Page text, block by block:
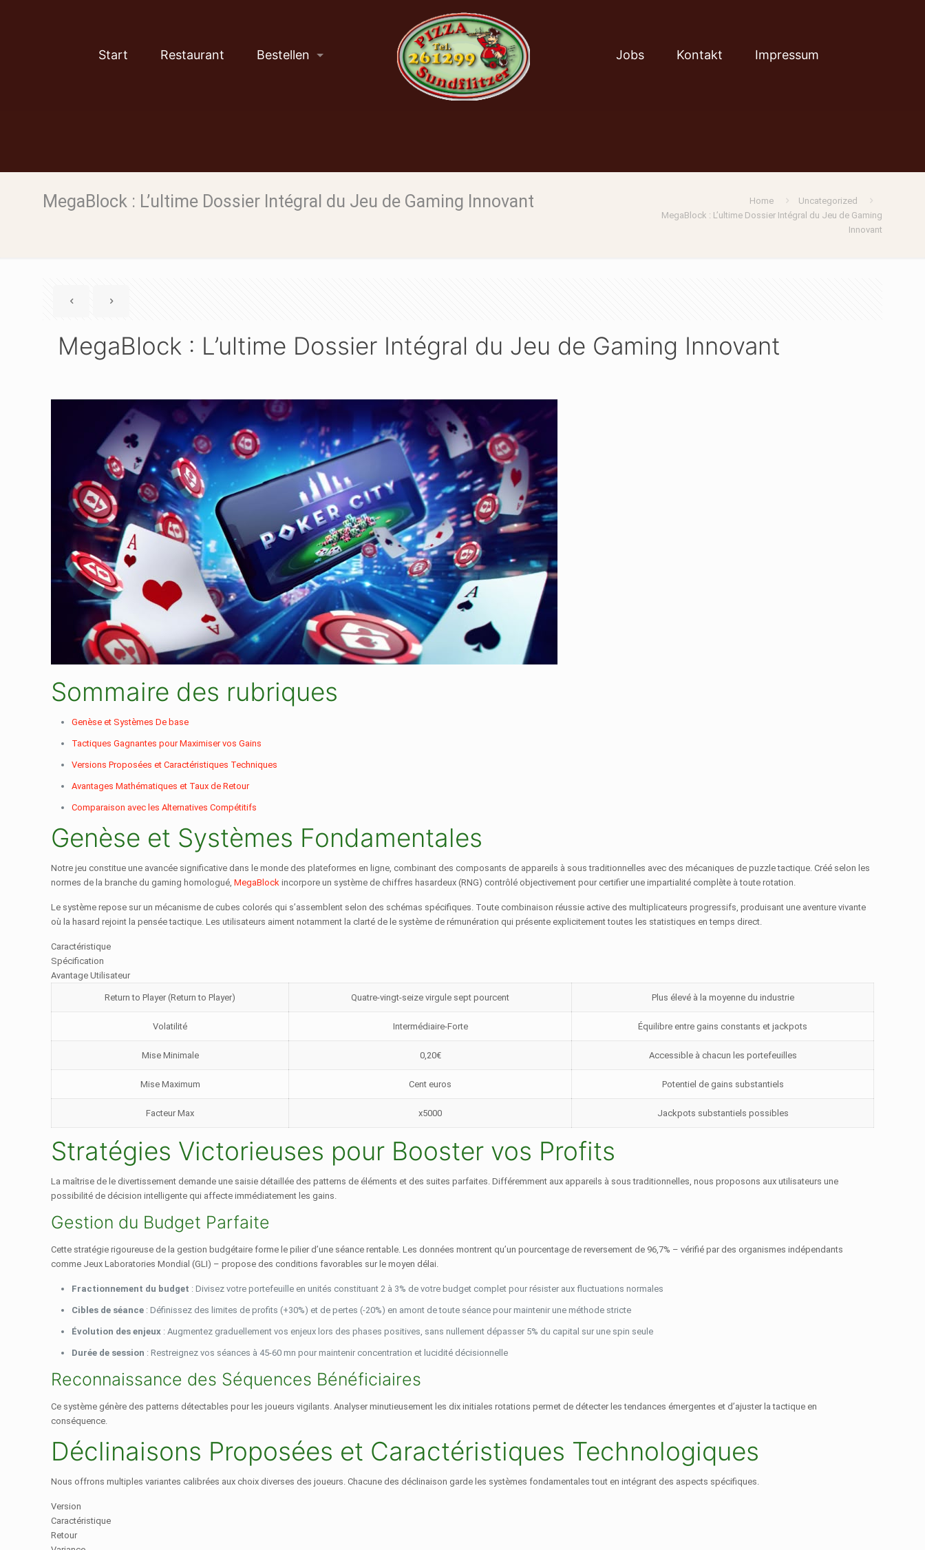
Start Restaurant Bestellen Jobs Kontakt Impressum
MegaBlock : L’ultime Dossier Intégral du Jeu de Gaming Innovant Home
Uncategorized
MegaBlock : L’ultime Dossier Intégral du Jeu de Gaming
Innovant
MegaBlock : L’ultime Dossier Intégral du Jeu de Gaming Innovant
Sommaire des rubriques
Genèse et Systèmes De base
Tactiques Gagnantes pour Maximiser vos Gains
Versions Proposées et Caractéristiques Techniques
Avantages Mathématiques et Taux de Retour
Comparaison avec les Alternatives Compétitifs
Genèse et Systèmes Fondamentales
Notre jeu constitue une avancée significative dans le monde des plateformes en ligne, combinant des composants de appareils à sous traditionnelles avec des mécaniques de puzzle tactique. Créé selon les
normes de la branche du gaming homologué,MegaBlock incorpore un système de chiffres hasardeux (RNG) contrôlé objectivement pour certifier une impartialité complète à toute rotation.
Le système repose sur un mécanisme de cubes colorés qui s’assemblent selon des schémas spécifiques. Toute combinaison réussie active des multiplicateurs progressifs, produisant une aventure vivante
où la hasard rejoint la pensée tactique. Les utilisateurs aiment notamment la clarté de le système de rémunération qui présente explicitement toutes les statistiques en temps direct.
Caractéristique
Spécification
Avantage Utilisateur
Return to Player (Return to Player) Quatre-vingt-seize virgule sept pourcent Plus élevé à la moyenne du industrie
Volatilité Intermédiaire-Forte Équilibre entre gains constants et jackpots
Mise Minimale 0,20€ Accessible à chacun les portefeuilles
Mise Maximum Cent euros Potentiel de gains substantiels
Facteur Max x5000 Jackpots substantiels possibles
Stratégies Victorieuses pour Booster vos Profits
La maîtrise de le divertissement demande une saisie détaillée des patterns de éléments et des suites parfaites. Différemment aux appareils à sous traditionnelles, nous proposons aux utilisateurs une
possibilité de décision intelligente qui affecte immédiatement les gains.
Gestion du Budget Parfaite
Cette stratégie rigoureuse de la gestion budgétaire forme le pilier d’une séance rentable. Les données montrent qu’un pourcentage de reversement de 96,7% – vérifié par des organismes indépendants
comme Jeux Laboratories Mondial (GLI) – propose des conditions favorables sur le moyen délai.
Fractionnement du budget : Divisez votre portefeuille en unités constituant 2 à 3% de votre budget complet pour résister aux fluctuations normales
Cibles de séance : Définissez des limites de profits (+30%) et de pertes (-20%) en amont de toute séance pour maintenir une méthode stricte
Évolution des enjeux : Augmentez graduellement vos enjeux lors des phases positives, sans nullement dépasser 5% du capital sur une spin seule
Durée de session : Restreignez vos séances à 45-60 mn pour maintenir concentration et lucidité décisionnelle
Reconnaissance des Séquences Bénéficiaires
Ce système génère des patterns détectables pour les joueurs vigilants. Analyser minutieusement les dix initiales rotations permet de détecter les tendances émergentes et d’ajuster la tactique en
conséquence.
Déclinaisons Proposées et Caractéristiques Technologiques
Nous offrons multiples variantes calibrées aux choix diverses des joueurs. Chacune des déclinaison garde les systèmes fondamentales tout en intégrant des aspects spécifiques.
Version
Caractéristique
Retour